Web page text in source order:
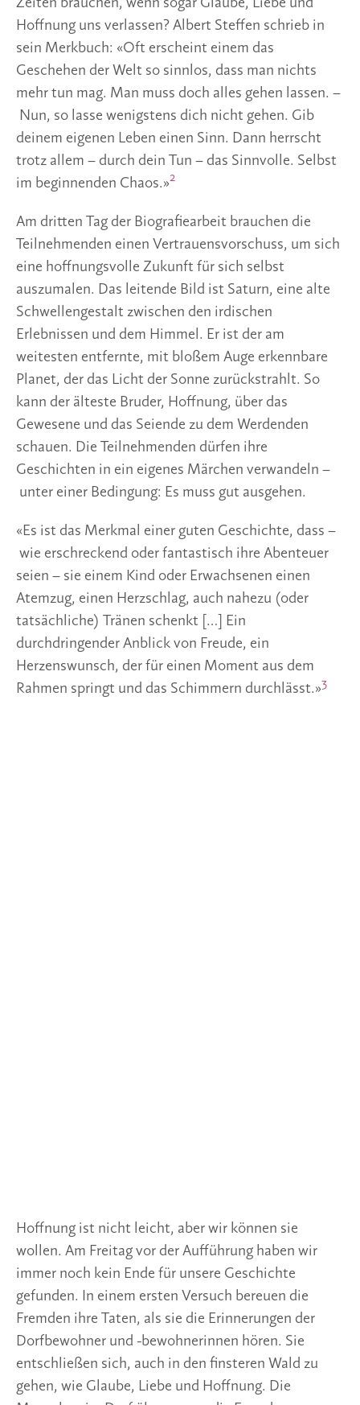
Zeiten brauchen, wenn sogar Glaube, Liebe und
Hoffnung uns verlassen? Albert Steffen schrieb in
sein Merkbuch: «Oft erscheint einem das
Geschehen der Welt so sinnlos, dass man nichts
mehr tun mag. Man muss doch alles gehen lassen. –
Nun, so lasse wenigstens dich nicht gehen. Gib
deinem eigenen Leben einen Sinn. Dann herrscht
trotz allem – durch dein Tun – das Sinnvolle. Selbst
im beginnenden Chaos.»2
Am dritten Tag der Biografiearbeit brauchen die
Teilnehmenden einen Vertrauensvorschuss, um sich
eine hoffnungsvolle Zukunft für sich selbst
auszumalen. Das leitende Bild ist Saturn, eine alte
Schwellengestalt zwischen den irdischen
Erlebnissen und dem Himmel. Er ist der am
weitesten entfernte, mit bloßem Auge erkennbare
Planet, der das Licht der Sonne zurückstrahlt. So
kann der älteste Bruder, Hoffnung, über das
Gewesene und das Seiende zu dem Werdenden
schauen. Die Teilnehmenden dürfen ihre
Geschichten in ein eigenes Märchen verwandeln –
unter einer Bedingung: Es muss gut ausgehen.
«Es ist das Merkmal einer guten Geschichte, dass –
wie erschreckend oder fantastisch ihre Abenteuer
seien – sie einem Kind oder Erwachsenen einen
Atemzug, einen Herzschlag, auch nahezu (oder
tatsächliche) Tränen schenkt […] Ein
durchdringender Anblick von Freude, ein
Herzenswunsch, der für einen Moment aus dem
Rahmen springt und das Schimmern durchlässt.»3
Hoffnung ist nicht leicht, aber wir können sie
wollen. Am Freitag vor der Aufführung haben wir
immer noch kein Ende für unsere Geschichte
gefunden. In einem ersten Versuch bereuen die
Fremden ihre Taten, als sie die Erinnerungen der
Dorfbewohner und -bewohnerinnen hören. Sie
entschließen sich, auch in den finsteren Wald zu
gehen, wie Glaube, Liebe und Hoffnung. Die